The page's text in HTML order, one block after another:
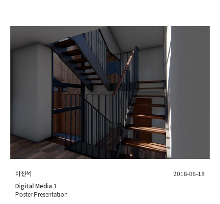
이진석
2018-06-18
Digital Media 1
Poster Presentation